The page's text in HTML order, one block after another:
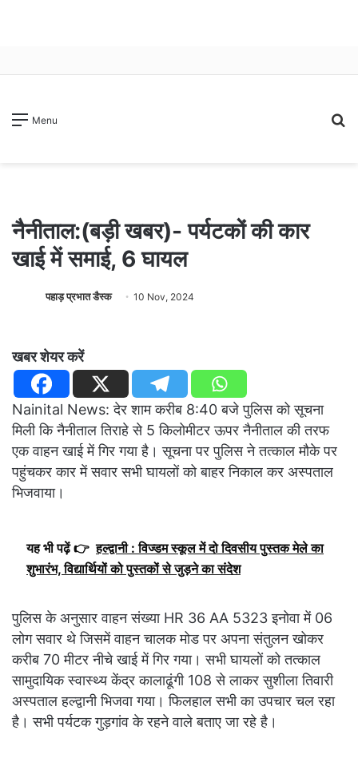
Menu
नैनीताल:(बड़ी खबर)- पर्यटकों की कार
खाई में समाई, 6 घायल
पहाड़ प्रभात डैस्क 10 Nov, 2024
खबर शेयर करें
Nainital News: देर शाम करीब 8:40 बजे पुलिस को सूचना
मिली कि नैनीताल तिराहे से 5 किलोमीटर ऊपर नैनीताल की तरफ
एक वाहन खाई में गिर गया है। सूचना पर पुलिस ने तत्काल मौके पर
पहुंचकर कार में सवार सभी घायलों को बाहर निकाल कर अस्पताल
भिजवाया।
यह भी पढ़ें 👉 हल्द्वानी : विज्डम स्कूल में दो दिवसीय पुस्तक मेले का
शुभारंभ, विद्यार्थियों को पुस्तकों से जुड़ने का संदेश
पुलिस के अनुसार वाहन संख्या HR 36 AA 5323 इनोवा में 06
लोग सवार थे जिसमें वाहन चालक मोड पर अपना संतुलन खोकर
करीब 70 मीटर नीचे खाई में गिर गया। सभी घायलों को तत्काल
सामुदायिक स्वास्थ्य केंद्र कालाढूंगी 108 से लाकर सुशीला तिवारी
अस्पताल हल्द्वानी भिजवा गया। फिलहाल सभी का उपचार चल रहा
है। सभी पर्यटक गुड़गांव के रहने वाले बताए जा रहे है।